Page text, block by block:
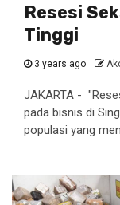
Resesi
Tinggi
3 years ago
JAKARTA -
pada bisnis di
populasi yang